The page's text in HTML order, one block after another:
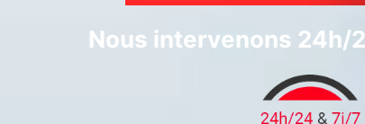
Nous intervenons 24h/